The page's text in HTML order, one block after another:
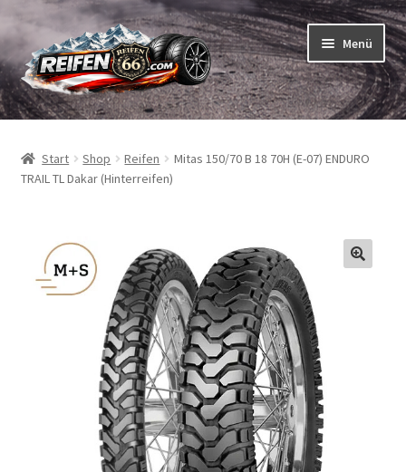
Zur
Navigation
springen
Zum
Inhalt
springen
Menü
Reifen
Schläuche
ABC
Start Shop Reifen
Mitas 150/70 B 18 70H (E-07) ENDURO
TRAIL TL Dakar (Hinterreifen)